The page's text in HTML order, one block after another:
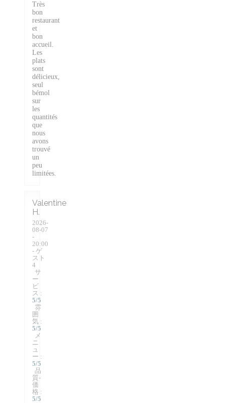
Très
bon
restaurant
et
bon
accueil.
Les
plats
sont
délicieux,
seul
bémol
sur
les
quantités
que
nous
avons
trouvé
un
peu
limitées.
Valentine
H
2026-
08-07
-
20:00
- ゲ
スト
4
サ
ー
ビ
ス :
5/5
雰
囲
気 :
5/5
メ
ニ
ュ
ー :
5/5
品
質-
価
格 :
5/5